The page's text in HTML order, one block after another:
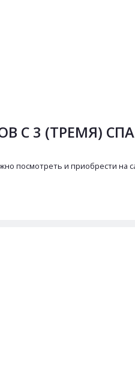
С 3 (ТРЕМЯ)
посмотреть и приобрести на